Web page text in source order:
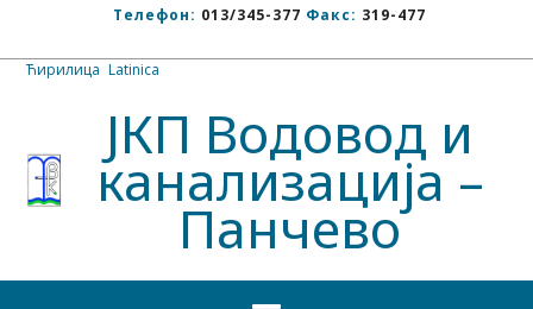
Телефон: 013/345-377 Факс: 319-477
Ћирилица Latinica
ЈКП Водовод и
канализација –
Панчево